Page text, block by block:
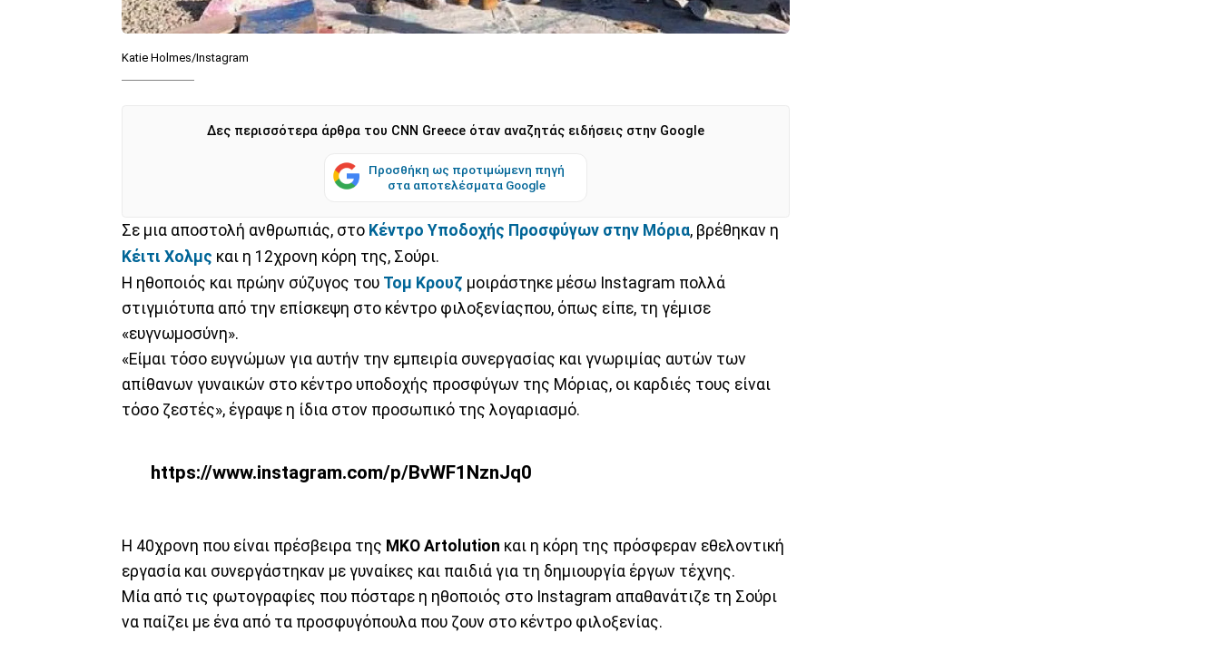
Katie Holmes/Instagram
Δες περισσότερα άρθρα του CNN Greece όταν αναζητάς ειδήσεις στην Google
Προσθήκη ως προτιμώμενη πηγή
στα αποτελέσματα Google
Σε μια αποστολή ανθρωπιάς, στο Κέντρο Υποδοχής Προσφύγων στην Μόρια, βρέθηκαν η
Κέιτι Χολμς και η 12χρονη κόρη της, Σούρι.
Η ηθοποιός και πρώην σύζυγος του Τομ Κρουζ μοιράστηκε μέσω Instagram πολλά
στιγμιότυπα από την επίσκεψη στο κέντρο φιλοξενίαςπου, όπως είπε, τη γέμισε
«ευγνωμοσύνη».
«Είμαι τόσο ευγνώμων για αυτήν την εμπειρία συνεργασίας και γνωριμίας αυτών των
απίθανων γυναικών στο κέντρο υποδοχής προσφύγων της Μόριας, οι καρδιές τους είναι
τόσο ζεστές», έγραψε η ίδια στον προσωπικό της λογαριασμό.
https://www.instagram.com/p/BvWF1NznJq0
Η 40χρονη που είναι πρέσβειρα της ΜΚΟ Artolution και η κόρη της πρόσφεραν εθελοντική
εργασία και συνεργάστηκαν με γυναίκες και παιδιά για τη δημιουργία έργων τέχνης.
Μία από τις φωτογραφίες που πόσταρε η ηθοποιός στο Instagram απαθανάτιζε τη Σούρι
να παίζει με ένα από τα προσφυγόπουλα που ζουν στο κέντρο φιλοξενίας.